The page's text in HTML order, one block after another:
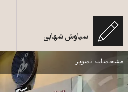
سیاوش شهابی
نمایش
مشخصات تصویر
سوپرپروتیئن و مرغ ظفر